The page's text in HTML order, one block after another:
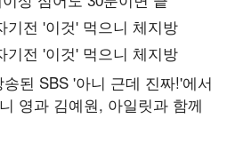
된 SBS '아니 근데 진짜!'에서
영과 김예원, 아일릿과 함께